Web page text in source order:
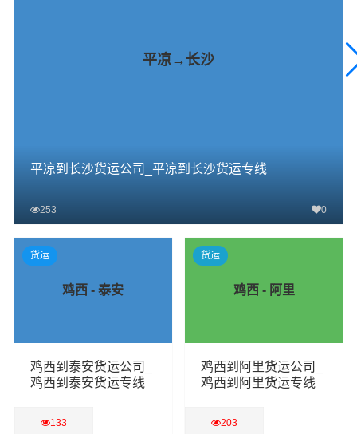
平凉→长沙
平凉到长沙货运公司_平凉到长沙货运专线
253 0
查看详细
鸡西 - 泰安
鸡西到泰安货运公司_
鸡西到泰安货运专线
133
货运
鸡西 - 阿里
鸡西到阿里货运公司_
鸡西到阿里货运专线
203
货运